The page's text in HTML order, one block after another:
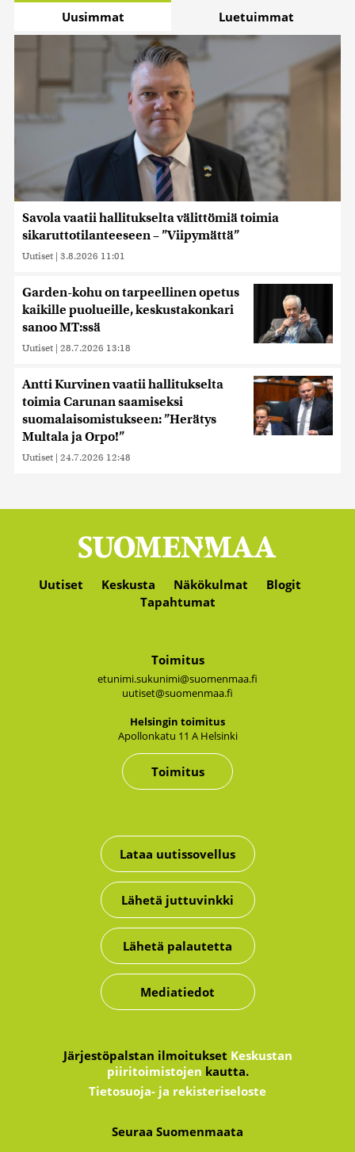
Uusimmat Luetuimmat
Savola vaatii hallitukselta välittömiä toimia
sikaruttotilanteeseen – ”Viipymättä”
Uutiset | 3.8.2026 11:01
Garden-kohu on tarpeellinen opetus
kaikille puolueille, keskustakonkari
sanoo MT:ssä
Uutiset | 28.7.2026 13:18
Antti Kurvinen vaatii hallitukselta
toimia Carunan saamiseksi
suomalaisomistukseen: ”Herätys
Multala ja Orpo!”
Uutiset | 24.7.2026 12:48
Uutiset Keskusta Näkökulmat
Blogit
Tapahtumat
Toimitus
etunimi.sukunimi@suomenmaa.fi
uutiset@suomenmaa.fi
Hel­sin­gin toi­mi­tus
Apol­lon­ka­tu 11 A Hel­sin­ki
Toimitus
Lataa uutissovellus
Lähetä juttuvinkki
Lähetä palautetta
Mediatiedot
Järjestöpalstan ilmoitukset Keskustan
piiritoimistojen kautta.
Tietosuoja- ja rekisteriseloste
Seuraa Suomenmaata